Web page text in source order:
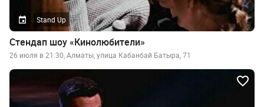
Stand Up
Стендап шоу «Кинолюбители»
26 июля в 21:30, Алматы, улица Кабанбай Батыра, 71